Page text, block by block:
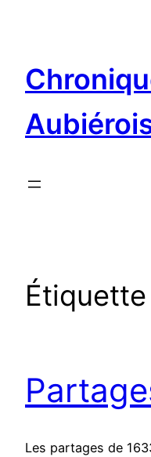
Étiquette
Les partages de